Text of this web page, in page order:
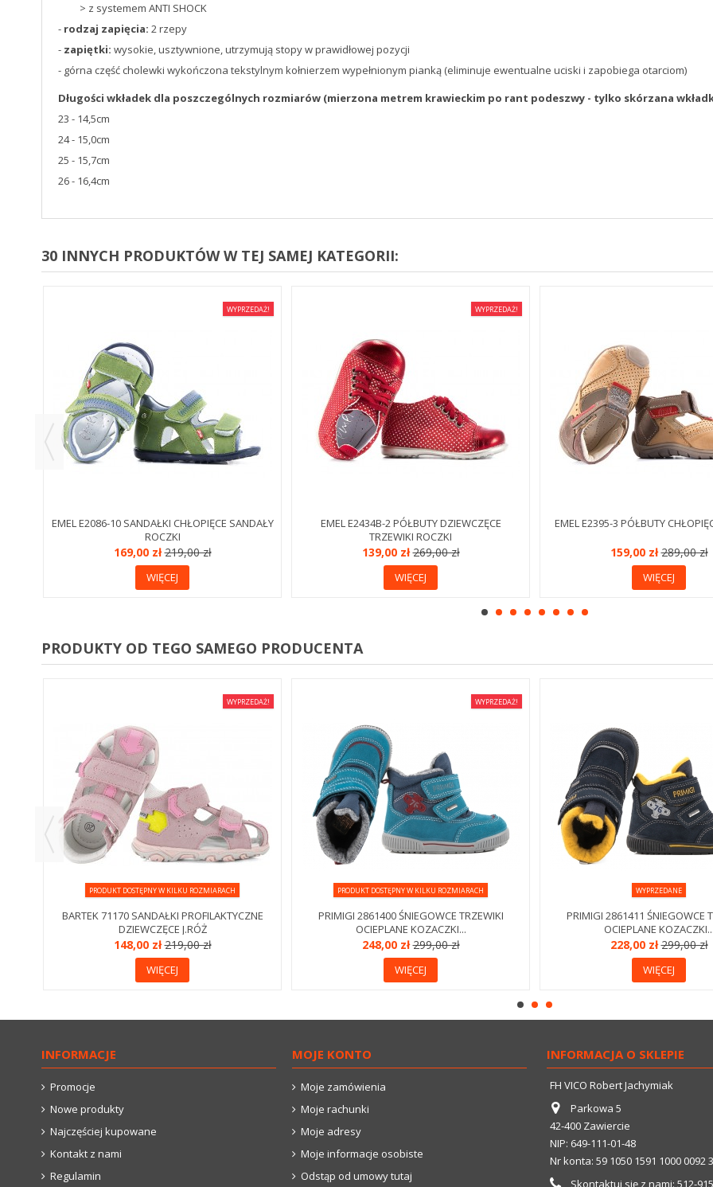
> z systemem ANTI SHOCK
- rodzaj zapięcia: 2 rzepy
- zapiętki: wysokie, usztywnione, utrzymują stopy w prawidłowej pozycji
- górna część cholewki wykończona tekstylnym kołnierzem wypełnionym pianką (eliminuje ewentualne uciski i zapobiega otarciom)
Długości wkładek dla poszczególnych rozmiarów (mierzona metrem krawieckim po rant podeszwy - tylko skórzana
23 - 14,5cm
24 - 15,0cm
25 - 15,7cm
26 - 16,4cm
30 INNYCH PRODUKTÓW W TEJ SAMEJ KATEGORII:
WYPRZEDAŻ!
EMEL E2086-10 SANDAŁKI CHŁOPIĘCE SANDAŁY
ROCZKI
169,00 zł219,00 zł
WIĘCEJ
WYPRZEDAŻ!
EMEL E2434B-2 PÓŁBUTY DZIEWCZĘCE
TRZEWIKI ROCZKI
139,00 zł269,00 zł
WIĘCEJ
EMEL E2395-3 PÓŁBUTY
159,00 zł289,00 zł
WIĘCEJ
PRODUKTY OD TEGO SAMEGO PRODUCENTA
WYPRZEDAŻ!
PRODUKT DOSTĘPNY W KILKU ROZMIARACH
BARTEK 71170 SANDAŁKI PROFILAKTYCZNE
DZIEWCZĘCE J.RÓŻ
148,00 zł219,00 zł
WIĘCEJ
WYPRZEDAŻ!
PRODUKT DOSTĘPNY W KILKU ROZMIARACH
PRIMIGI 2861400 ŚNIEGOWCE TRZEWIKI
OCIEPLANE KOZACZKI...
248,00 zł299,00 zł
WIĘCEJ
WYPRZEDANE
PRIMIGI 2861411 ŚNIEGOWCE
OCIEPLANE
228,00 zł299,00 zł
WIĘCEJ
INFORMACJE
Promocje
Nowe produkty
Najczęściej kupowane
Kontakt z nami
Regulamin
MOJE KONTO
Moje zamówienia
Moje rachunki
Moje adresy
Moje informacje osobiste
Odstąp od umowy tutaj
INFORMACJA O SKLEPIE
FH VICO Robert Jachymiak
Parkowa 5
42-400 Zawiercie
NIP: 649-111-01-48
Nr konta: 59 1050 1591 1000 0092
Skontaktuj się z nami: 512-